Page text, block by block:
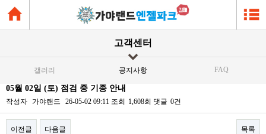
고객센터
갤러리 공지사항 FAQ
05월 02일 (토) 점검 중 기종 안내
작성자 가야랜드 26-05-02 09:11 조회 1,608회 댓글 0건
이전글 다음글 목록